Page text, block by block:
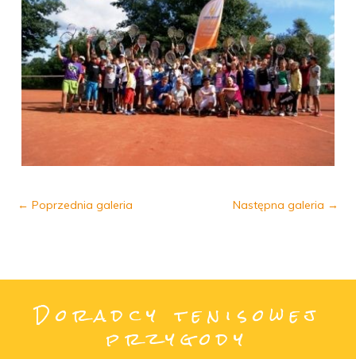
←Poprzednia galeria Następna galeria →
Doradcy tenisowej
przygody